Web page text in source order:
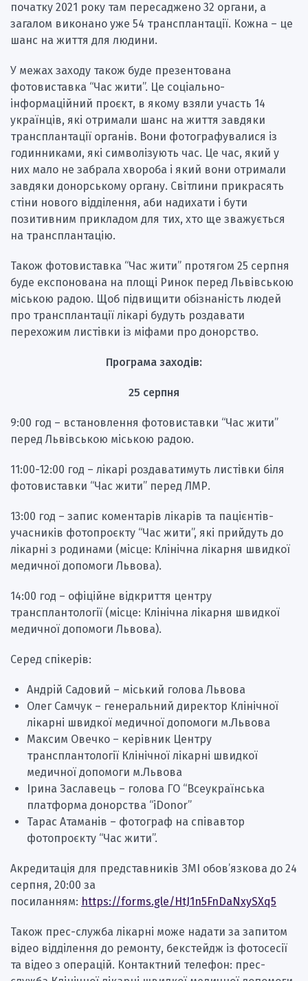
початку 2021 року там пересаджено 32 органи, а
загалом виконано уже 54 трансплантації. Кожна – це
шанс на життя для людини.
У межах заходу також буде презентована
фотовиставка “Час жити”. Це соціально-
інформаційний проєкт, в якому взяли участь 14
українців, які отримали шанс на життя завдяки
трансплантації органів. Вони фотографувалися із
годинниками, які символізують час. Це час, який у
них мало не забрала хвороба і який вони отримали
завдяки донорському органу. Світлини прикрасять
стіни нового відділення, аби надихати і бути
позитивним прикладом для тих, хто ще зважується
на трансплантацію.
Також фотовиставка “Час жити” протягом 25 серпня
буде експонована на площі Ринок перед Львівською
міською радою. Щоб підвищити обізнаність людей
про трансплантації лікарі будуть роздавати
перехожим листівки із міфами про донорство.
Програма заходів:
25 серпня
9:00 год – встановлення фотовиставки “Час жити”
перед Львівською міською радою.
11:00-12:00 год – лікарі роздаватимуть листівки біля
фотовиставки “Час жити” перед ЛМР.
13:00 год – запис коментарів лікарів та пацієнтів-
учасників фотопроєкту “Час жити”, які прийдуть до
лікарні з родинами (місце: Клінічна лікарня швидкої
медичної допомоги Львова).
14:00 год – офіційне відкриття центру
трансплантології (місце: Клінічна лікарня швидкої
медичної допомоги Львова).
Серед спікерів:
Андрій Садовий – міський голова Львова
Олег Самчук – генеральний директор Клінічної
лікарні швидкої медичної допомоги м.Львова
Максим Овечко – керівник Центру
трансплантології Клінічної лікарні швидкої
медичної допомоги м.Львова
Ірина Заславець – голова ГО “Всеукраїнська
платформа донорства “іDonor”
Тарас Атаманів – фотограф на співавтор
фотопроєкту “Час жити”.
Акредитація для представників ЗМІ обов’язкова до 24
серпня, 20:00 за
посиланням: https://forms.gle/HtJ1n5FnDaNxySXq5
Також прес-служба лікарні може надати за запитом
відео відділення до ремонту, бекстейдж із фотосесії
та відео з операцій. Контактний телефон: прес-